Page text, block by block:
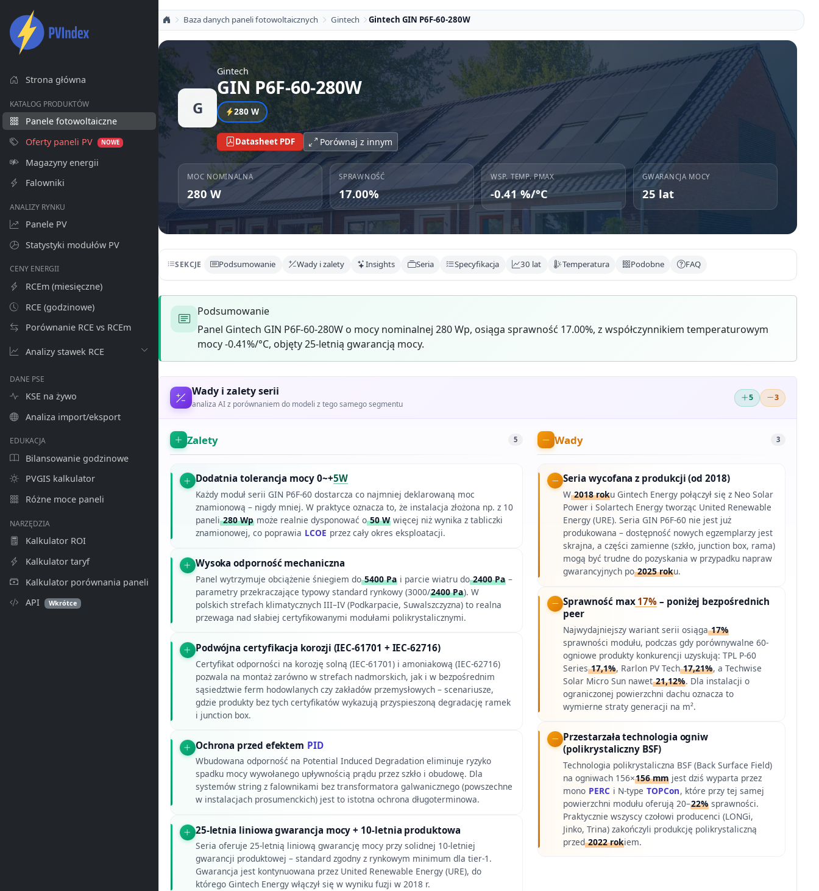
Strona główna
KATALOG PRODUKTÓW
Panele fotowoltaiczne
Oferty paneli PV
NOWE
Magazyny energii
Falowniki
ANALIZY RYNKU
Panele PV
Statystyki modułów PV
CENY ENERGII
RCEm (miesięczne)
RCE (godzinowe)
Porównanie RCE vs RCEm
Analizy stawek RCE
DANE PSE
KSE na żywo
Analiza import/eksport
EDUKACJA
Bilansowanie godzinowe
PVGIS kalkulator
Różne moce paneli
NARZĘDZIA
Kalkulator ROI
Kalkulator taryf
Kalkulator porównania paneli
API
Wkrótce
Baza danych paneli fotowoltaicznych Gintech Gintech GIN P6F-60-280W
G
Gintech
GIN P6F-60-280W
280 W
Datasheet PDF Porównaj z innym
MOC NOMINALNA
280 W
SPRAWNOŚĆ
17.00%
WSP. TEMP. PMAX
-0.41 %/°C
GWARANCJA MOCY
25 lat
SEKCJE Podsumowanie Wady i zalety Insights Seria Specyfikacja 30 lat Temperatura Podobne FAQ
Podsumowanie
Panel Gintech GIN P6F-60-280W o mocy nominalnej 280 Wp, osiąga sprawność 17.00%, z współczynnikiem temperaturowym
mocy -0.41%/°C, objęty 25-letnią gwarancją mocy.
Wady i zalety serii
analiza AI z porównaniem do modeli z tego samego segmentu
5 3
Zalety 5
Dodatnia tolerancja mocy 0~+5W
Każdy moduł serii GIN P6F-60 dostarcza co najmniej deklarowaną moc
znamionową – nigdy mniej. W praktyce oznacza to, że instalacja złożona np. z 10
paneli280 Wpmoże realnie dysponować o50 Wwięcej niż wynika z tabliczki
znamionowej, co poprawia LCOE przez cały okres eksploatacji.
Wysoka odporność mechaniczna
Panel wytrzymuje obciążenie śniegiem do5400 Pai parcie wiatru do2400 Pa–
parametry przekraczające typowy standard rynkowy (3000/2400 Pa). W
polskich strefach klimatycznych III–IV (Podkarpacie, Suwalszczyzna) to realna
przewaga nad słabiej certyfikowanymi modułami polikrystalicznymi.
Podwójna certyfikacja korozji (IEC-61701 + IEC-62716)
Certyfikat odporności na korozję solną (IEC-61701) i amoniakową (IEC-62716)
pozwala na montaż zarówno w strefach nadmorskich, jak i w bezpośrednim
sąsiedztwie ferm hodowlanych czy zakładów przemysłowych – scenariusze,
gdzie produkty bez tych certyfikatów wykazują przyspieszoną degradację ramek
i junction box.
Ochrona przed efektem PID
Wbudowana odporność na Potential Induced Degradation eliminuje ryzyko
spadku mocy wywołanego upływnością prądu przez szkło i obudowę. Dla
systemów string z falownikami bez transformatora galwanicznego (powszechne
w instalacjach prosumenckich) jest to istotna ochrona długoterminowa.
25-letnia liniowa gwarancja mocy + 10-letnia produktowa
Seria oferuje 25-letnią liniową gwarancję mocy przy solidnej 10-letniej
gwarancji produktowej – standard zgodny z rynkowym minimum dla tier-1.
Gwarancja jest kontynuowana przez United Renewable Energy (URE), do
którego Gintech Energy włączył się w wyniku fuzji w 2018 r.
Wady 3
Seria wycofana z produkcji (od 2018)
W2018 roku Gintech Energy połączył się z Neo Solar
Power i Solartech Energy tworząc United Renewable
Energy (URE). Seria GIN P6F-60 nie jest już
produkowana – dostępność nowych egzemplarzy jest
skrajna, a części zamienne (szkło, junction box, rama)
mogą być trudne do pozyskania w przypadku napraw
gwarancyjnych po2025 roku.
Sprawność max17% – poniżej bezpośrednich
peer
Najwydajniejszy wariant serii osiąga17%
sprawności modułu, podczas gdy porównywalne 60-
ogniowe produkty konkurencji uzyskują: TPL P-60
Series17,1%, Rarlon PV Tech17,21%, a Techwise
Solar Micro Sun nawet21,12%. Dla instalacji o
ograniczonej powierzchni dachu oznacza to
wymierne straty generacji na m².
Przestarzała technologia ogniw
(polikrystaliczny BSF)
Technologia polikrystaliczna BSF (Back Surface Field)
na ogniwach 156×156 mm jest dziś wyparta przez
mono PERC i N-type TOPCon, które przy tej samej
powierzchni modułu oferują 20–22% sprawności.
Praktycznie wszyscy czołowi producenci (LONGi,
Jinko, Trina) zakończyli produkcję polikrystaliczną
przed2022 rokiem.